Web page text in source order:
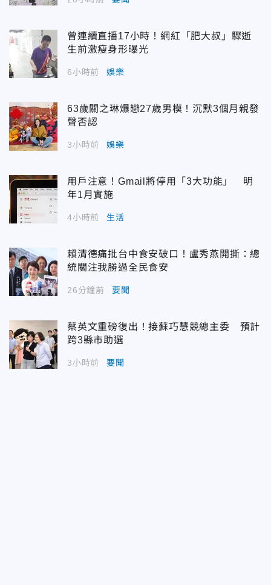
曾連續直播17小時！網紅「肥大叔」驟逝
生前激瘦身形曝光
6小時前 娛樂
63歲關之琳爆戀27歲男模！沉默3個月親發
聲否認
3小時前 娛樂
用戶注意！Gmail將停用「3大功能」 明
年1月實施
4小時前 生活
賴清德痛批台中食安破口！盧秀燕開撕：總
統關注我勝過全民食安
26分鐘前 要聞
蔡英文重磅復出！接蘇巧慧競總主委 預計
跨3縣市助選
3小時前 要聞